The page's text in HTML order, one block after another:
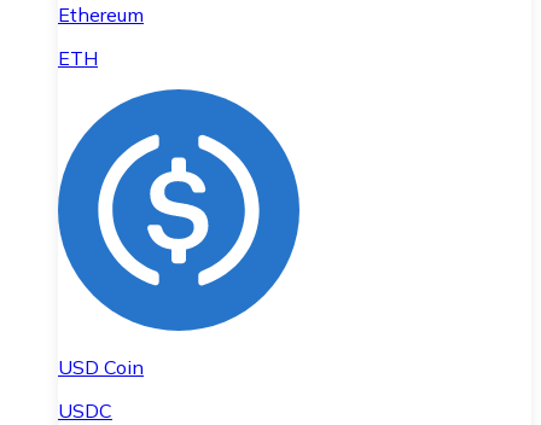
Ethereum
ETH
USD Coin
USDC